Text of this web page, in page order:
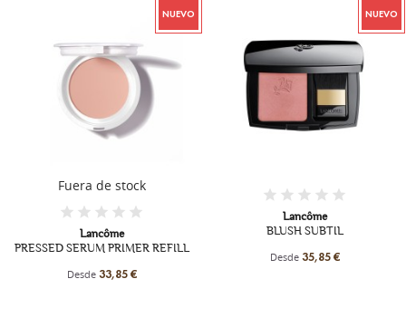
NUEVO
Fuera de stock
Lancôme
PRESSED SERUM PRIMER REFILL
Desde 33,85 €
NUEVO
Lancôme
BLUSH SUBTIL
Desde 35,85 €